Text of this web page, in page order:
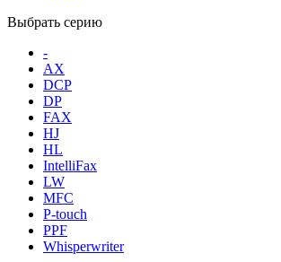
Выбрать серию
-
AX
DCP
DP
FAX
HJ
HL
IntelliFax
LW
MFC
P-touch
PPF
Whisperwriter